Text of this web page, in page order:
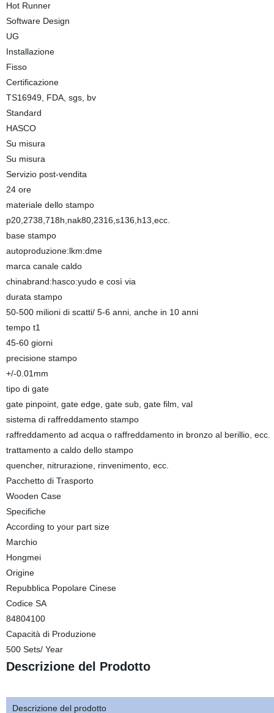
Hot Runner
Software Design
UG
Installazione
Fisso
Certificazione
TS16949, FDA, sgs, bv
Standard
HASCO
Su misura
Su misura
Servizio post-vendita
24 ore
materiale dello stampo
p20,2738,718h,nak80,2316,s136,h13,ecc.
base stampo
autoproduzione:lkm:dme
marca canale caldo
chinabrand:hasco:yudo e così via
durata stampo
50-500 milioni di scatti/ 5-6 anni, anche in 10 anni
tempo t1
45-60 giorni
precisione stampo
+/-0.01mm
tipo di gate
gate pinpoint, gate edge, gate sub, gate film, val
sistema di raffreddamento stampo
raffreddamento ad acqua o raffreddamento in bronzo al berillio, ecc.
trattamento a caldo dello stampo
quencher, nitrurazione, rinvenimento, ecc.
Pacchetto di Trasporto
Wooden Case
Specifiche
According to your part size
Marchio
Hongmei
Origine
Repubblica Popolare Cinese
Codice SA
84804100
Capacità di Produzione
500 Sets/ Year
Descrizione del Prodotto
Descrizione del prodotto